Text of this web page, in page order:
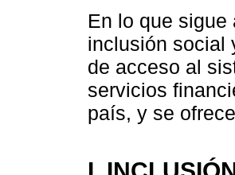
En lo que
inclusión social
de acceso al
servicios
país, y se